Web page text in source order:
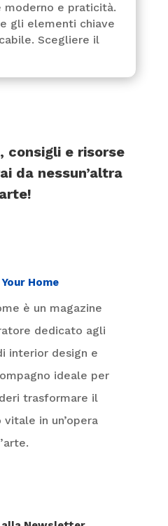
moderno e praticità.
gli elementi chiave
Scegliere il
consigli e risorse
da nessun’altra
Home
è un magazine
dedicato agli
interior design e
ideale per
trasformare il
in un’opera